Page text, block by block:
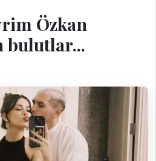
Özkan
bulutlar...